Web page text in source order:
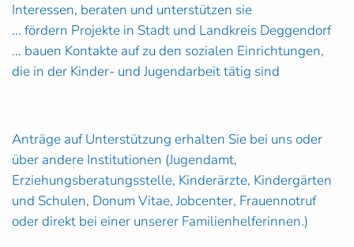
Interessen, beraten und unterstützen sie
... fördern Projekte in Stadt und Landkreis Deggendorf
... bauen Kontakte auf zu den sozialen Einrichtungen,
die in der Kinder- und Jugendarbeit tätig sind
Anträge auf Unterstützung erhalten Sie bei uns oder
über andere Institutionen (Jugendamt,
Erziehungsberatungsstelle, Kinderärzte, Kindergärten
und Schulen, Donum Vitae, Jobcenter, Frauennotruf
oder direkt bei einer unserer Familienhelferinnen.)